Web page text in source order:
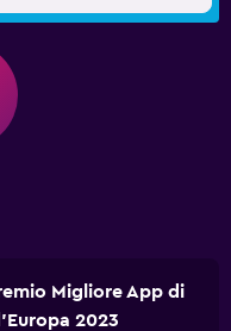
Migliore App di
2023